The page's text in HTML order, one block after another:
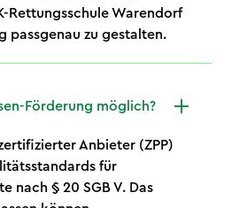
Rettungsschule Warendorf
passgenau zu gestalten.
Förderung möglich?
Anbieter (ZPP)
für
nach § 20 SGB V. Das